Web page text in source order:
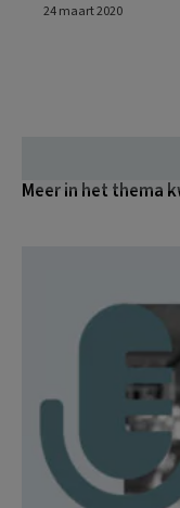
24 maart 2020
Meer in het thema